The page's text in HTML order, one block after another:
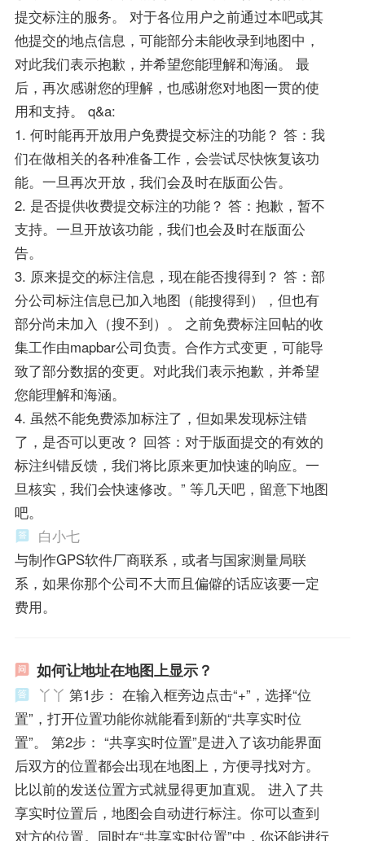
提交标注的服务。 对于各位用户之前通过本吧或其
他提交的地点信息，可能部分未能收录到地图中，
对此我们表示抱歉，并希望您能理解和海涵。 最
后，再次感谢您的理解，也感谢您对地图一贯的使
用和支持。 q&a:
1. 何时能再开放用户免费提交标注的功能？ 答：我
们在做相关的各种准备工作，会尝试尽快恢复该功
能。一旦再次开放，我们会及时在版面公告。
2. 是否提供收费提交标注的功能？ 答：抱歉，暂不
支持。一旦开放该功能，我们也会及时在版面公
告。
3. 原来提交的标注信息，现在能否搜得到？ 答：部
分公司标注信息已加入地图（能搜得到），但也有
部分尚未加入（搜不到）。 之前免费标注回帖的收
集工作由mapbar公司负责。合作方式变更，可能导
致了部分数据的变更。对此我们表示抱歉，并希望
您能理解和海涵。
4. 虽然不能免费添加标注了，但如果发现标注错
了，是否可以更改？ 回答：对于版面提交的有效的
标注纠错反馈，我们将比原来更加快速的响应。一
旦核实，我们会快速修改。” 等几天吧，留意下地图
吧。
白小七
与制作GPS软件厂商联系，或者与国家测量局联
系，如果你那个公司不大而且偏僻的话应该要一定
费用。
如何让地址在地图上显示？
丫丫 第1步： 在输入框旁边点击“+”，选择“位
置”，打开位置功能你就能看到新的“共享实时位
置”。 第2步： “共享实时位置”是进入了该功能界面
后双方的位置都会出现在地图上，方便寻找对方。
比以前的发送位置方式就显得更加直观。 进入了共
享实时位置后，地图会自动进行标注。你可以查到
对方的位置。同时在“共享实时位置”中，你还能进行